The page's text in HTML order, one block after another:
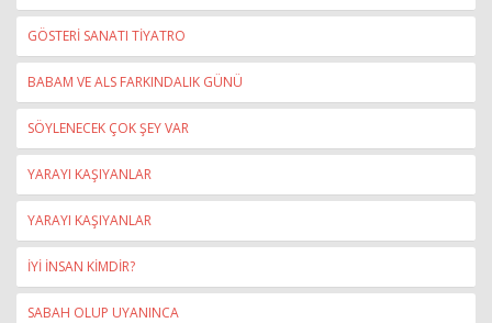
GÖSTERİ SANATI TİYATRO
BABAM VE ALS FARKINDALIK GÜNÜ
SÖYLENECEK ÇOK ŞEY VAR
YARAYI KAŞIYANLAR
YARAYI KAŞIYANLAR
İYİ İNSAN KİMDİR?
SABAH OLUP UYANINCA